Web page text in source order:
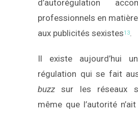
d’autorégulation
professionnels en
aux publicités sexistes13.
Il existe aujourd’hui
régulation qui se fait
buzz sur les réseaux
même que l’autorité